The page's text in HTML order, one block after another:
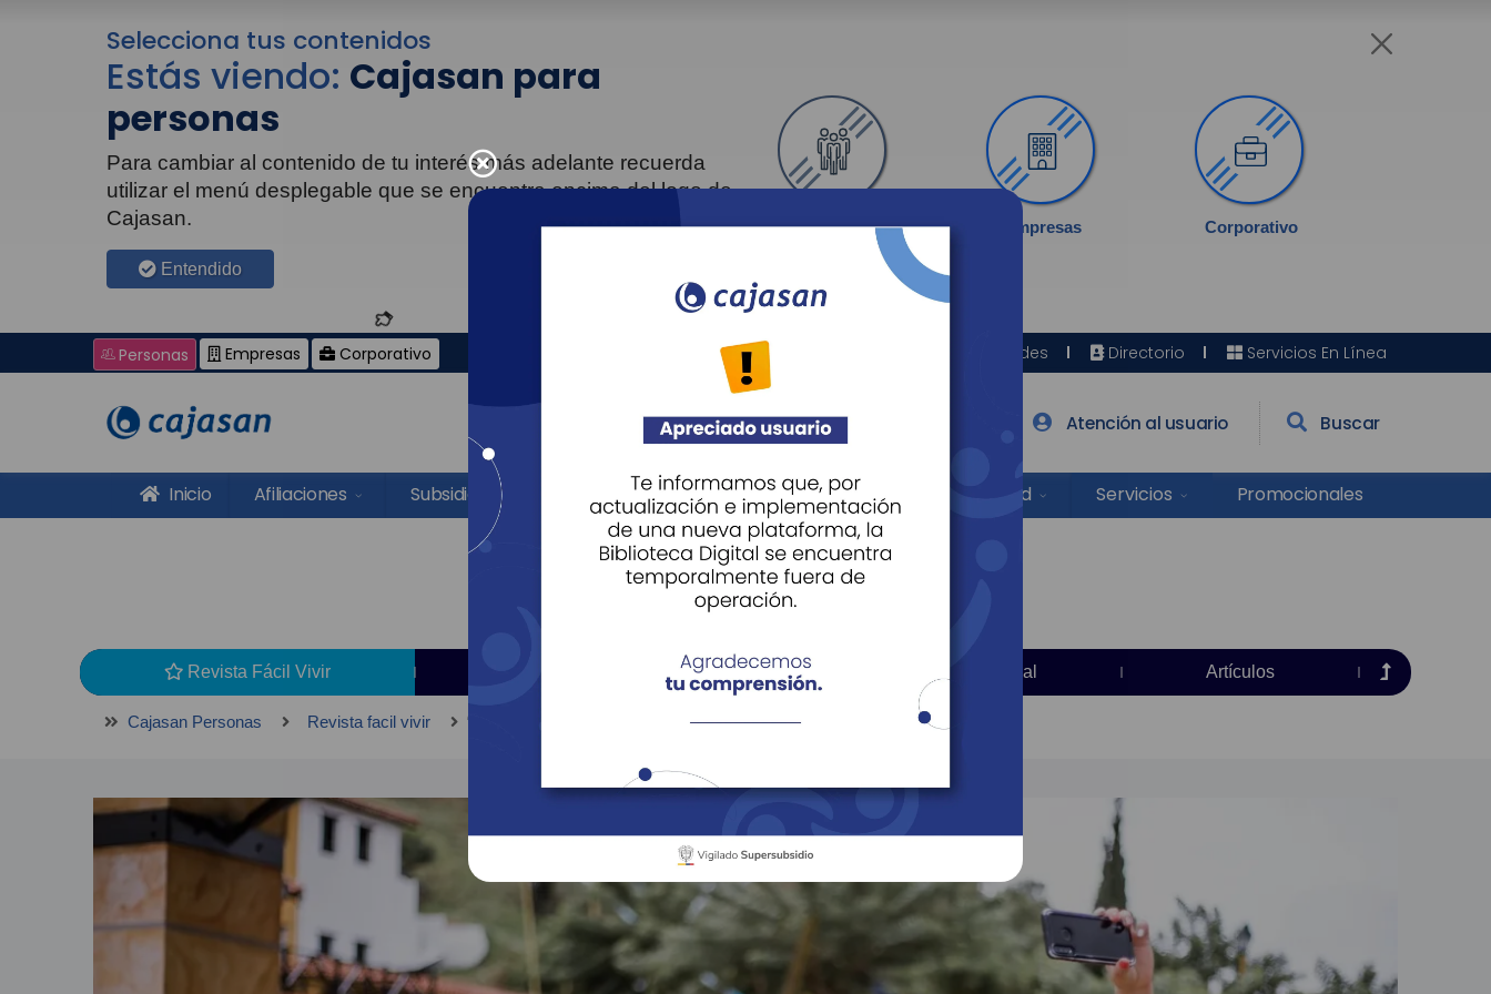
Selecciona tus contenidos
Estás viendo: Cajasan para
personas
Para cambiar al contenido de tu interés más adelante recuerda
utilizar el menú desplegable que se encuentra encima del logo de
Cajasan.
Entendido
Personas Empresas Corporativo
Personas Empresas Corporativo Sedes Directorio Servicios En Línea
Agéndate Atención al usuario Buscar
Inicio Afiliaciones Subsidios Recreación Educación Cultura Salud Servicios Promocionales
Revista Fácil Vivir Historias Editorial Artículos
Cajasan Personas Revista facil vivir “Mujer Vital” - el compromiso de Cajasan con la salud femenina